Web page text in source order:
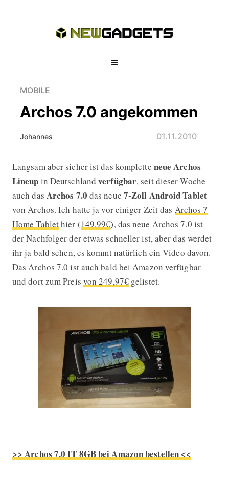
MOBILE
Archos 7.0 angekommen
Johannes 01.11.2010
Archos 7.0 angekommen
Langsam aber sicher ist das komplette neue Archos
Lineup in Deutschlandverfügbar, seit dieser Woche
auch das Archos 7.0 das neue 7-Zoll Android Tablet
von Archos. Ich hatte ja vor einiger Zeit das Archos 7
Home Tablethier (149,99€), das neue Archos 7.0 ist
der Nachfolger der etwas schneller ist, aber das werdet
ihr ja bald sehen, es kommt natürlich ein Video davon.
Das Archos 7.0 ist auch bald bei Amazon verfügbar
und dort zum Preis von 249,97€gelistet.
>> Archos 7.0 IT 8GB bei Amazon bestellen <<